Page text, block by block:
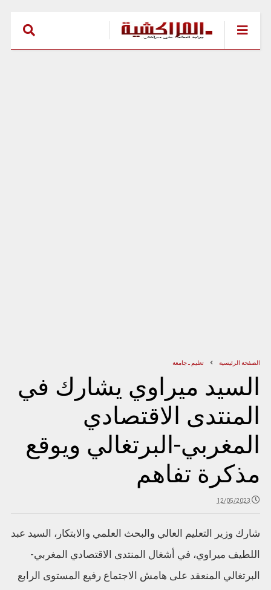
الصفحة الرئيسية تعليم ـ جامعة
السيد ميراوي يشارك في
المنتدى الاقتصادي
المغربي-البرتغالي ويوقع
مذكرة تفاهم
12/05/2023
شارك وزير التعليم العالي والبحث العلمي والابتكار، السيد عبد
اللطيف ميراوي، في أشغال المنتدى الاقتصادي المغربي-
البرتغالي المنعقد على هامش الاجتماع رفيع المستوى الرابع